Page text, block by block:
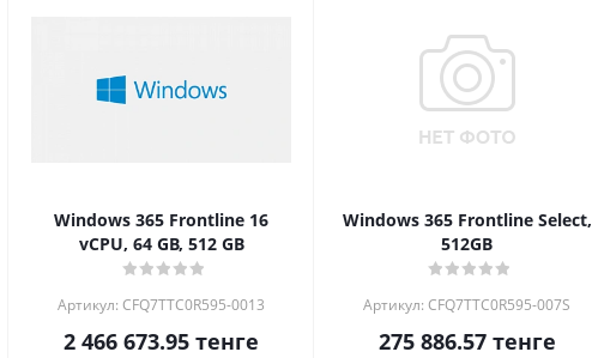
Windows 365 Frontline 16
vCPU, 64 GB, 512 GB
Артикул: CFQ7TTC0R595-0013
2 466 673.95 тенге
Windows 365 Frontline Select,
512GB
Артикул: CFQ7TTC0R595-007S
275 886.57тенге